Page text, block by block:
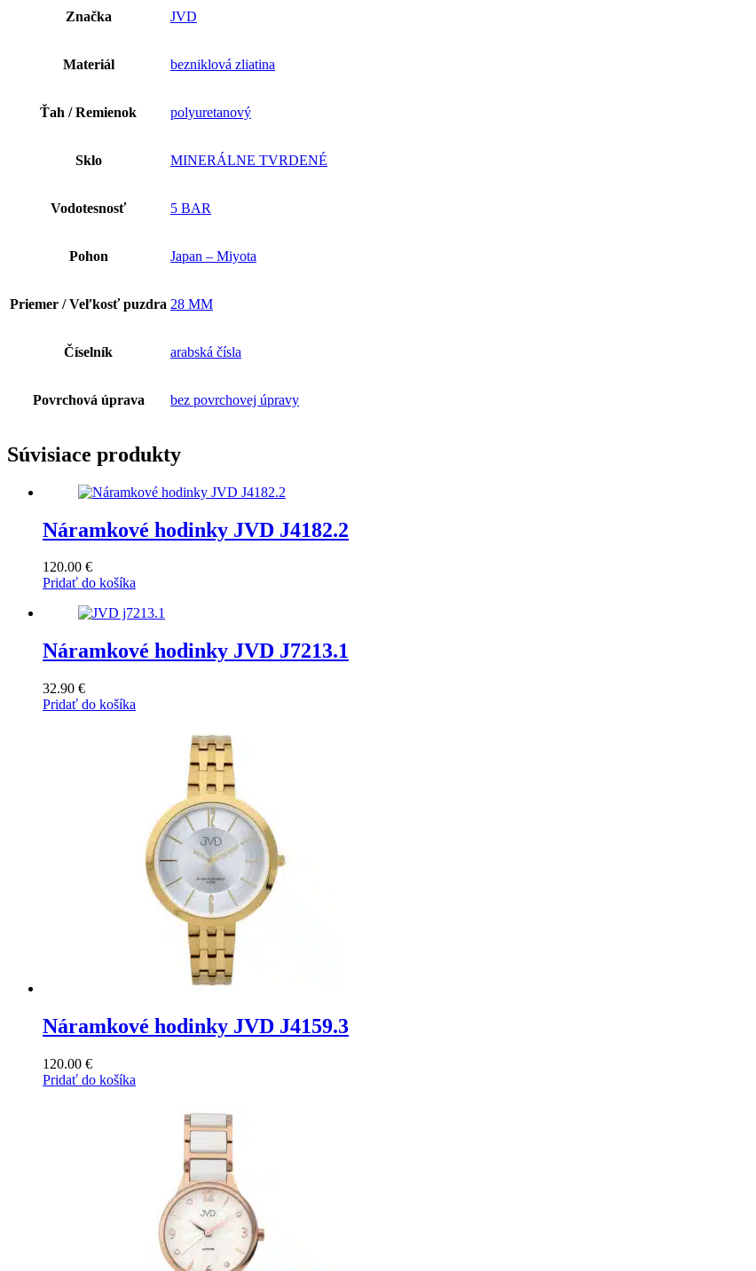
Značka JVD
Materiál bezniklová zliatina
Ťah / Remienok polyuretanový
Sklo MINERÁLNE TVRDENÉ
Vodotesnosť 5 BAR
Pohon Japan – Miyota
Priemer / Veľkosť puzdra 28 MM
Číselník arabská čísla
Povrchová úprava bez povrchovej úpravy
Súvisiace produkty
Náramkové hodinky JVD J4182.2
120.00 €
Pridať do košíka
Náramkové hodinky JVD J7213.1
32.90 €
Pridať do košíka
Náramkové hodinky JVD J4159.3
120.00 €
Pridať do košíka